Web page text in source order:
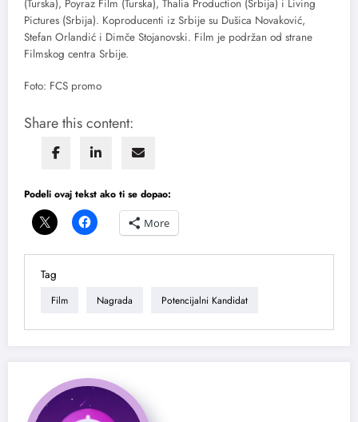
(Turska), Poyraz Film (Turska), Thalia Production (Srbija) i Living
Pictures (Srbija). Koproducenti iz Srbije su Dušica Novaković,
Stefan Orlandić i Dimče Stojanovski. Film je podržan od strane
Filmskog centra Srbije.
Foto: FCS promo
Share this content:
Podeli ovaj tekst ako ti se dopao:
More
Tag
Film Nagrada Potencijalni Kandidat